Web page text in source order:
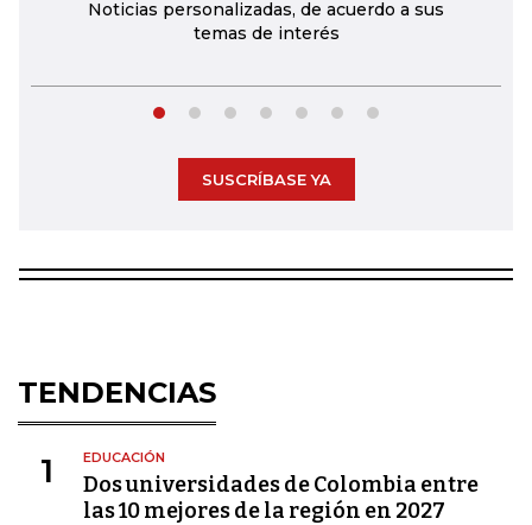
Noticias personalizadas, de acuerdo a sus
temas de interés
SUSCRÍBASE YA
TENDENCIAS
1 EDUCACIÓN
Dos universidades de Colombia entre
las 10 mejores de la región en 2027